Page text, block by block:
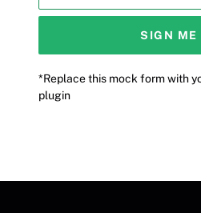
SIGN ME
*Replace this mock form with
plugin